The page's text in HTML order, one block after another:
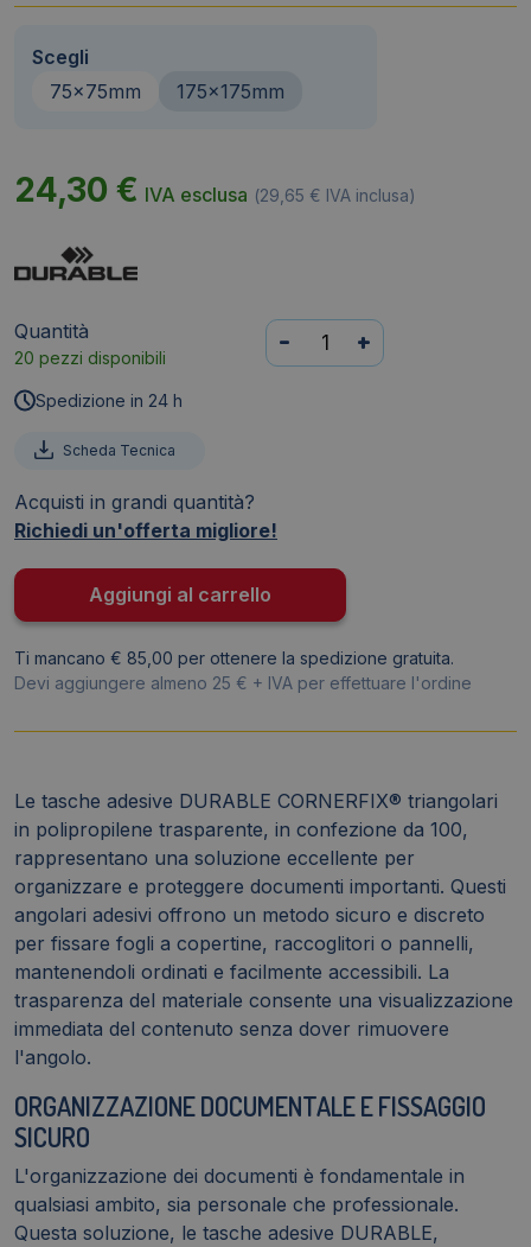
Scegli
75x75mm
175x175mm
24,30 € IVA esclusa (29,65 € IVA inclusa)
Quantità
20 pezzi disponibili
Tasca
adesiva
cm
quantità
- +
Spedizione in 24 h
Scheda Tecnica
Acquisti in grandi quantità?
Richiedi un'offerta migliore!
Aggiungi al carrello
Ti mancano € 85,00 per ottenere la spedizione gratuita.
Devi aggiungere almeno 25 € + IVA per effettuare l'ordine
Le tasche adesive DURABLE CORNERFIX® triangolari
in polipropilene trasparente, in confezione da 100,
rappresentano una soluzione eccellente per
organizzare e proteggere documenti importanti. Questi
angolari adesivi offrono un metodo sicuro e discreto
per fissare fogli a copertine, raccoglitori o pannelli,
mantenendoli ordinati e facilmente accessibili. La
trasparenza del materiale consente una visualizzazione
immediata del contenuto senza dover rimuovere
l'angolo.
ORGANIZZAZIONE DOCUMENTALE E FISSAGGIO
SICURO
L'organizzazione dei documenti è fondamentale in
qualsiasi ambito, sia personale che professionale.
Questa soluzione, le tasche adesive DURABLE,